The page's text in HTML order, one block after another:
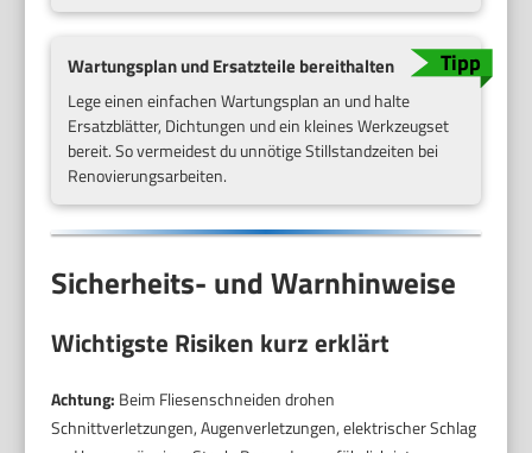
Wartungsplan und Ersatzteile bereithalten
Lege einen einfachen Wartungsplan an und halte
Ersatzblätter, Dichtungen und ein kleines Werkzeugset
bereit. So vermeidest du unnötige Stillstandzeiten bei
Renovierungsarbeiten.
Sicherheits- und Warnhinweise
Wichtigste Risiken kurz erklärt
Achtung: Beim Fliesenschneiden drohen
Schnittverletzungen, Augenverletzungen, elektrischer Schlag